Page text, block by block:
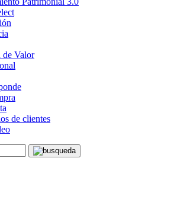
de Valor
de clientes